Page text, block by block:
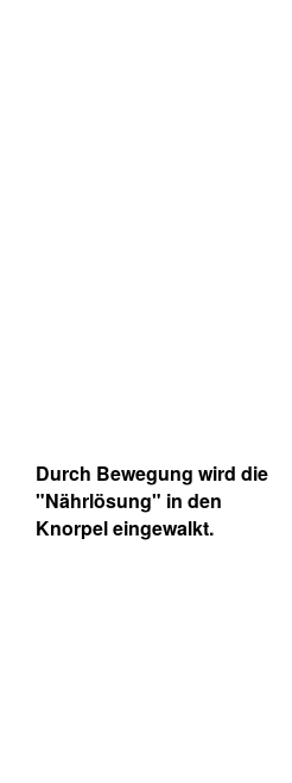
Durch Bewegung wird die
"Nährlösung" in den
Knorpel eingewalkt.